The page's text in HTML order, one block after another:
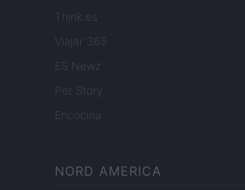
Think.es
Viajar 365
ES Newz
Pet Story
Encocina
NORD AMERICA